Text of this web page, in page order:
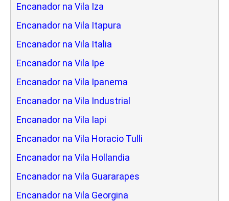
Encanador na Vila Iza
Encanador na Vila Itapura
Encanador na Vila Italia
Encanador na Vila Ipe
Encanador na Vila Ipanema
Encanador na Vila Industrial
Encanador na Vila Iapi
Encanador na Vila Horacio Tulli
Encanador na Vila Hollandia
Encanador na Vila Guararapes
Encanador na Vila Georgina